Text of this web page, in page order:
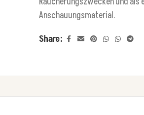
Anschauungsmaterial.
Share: